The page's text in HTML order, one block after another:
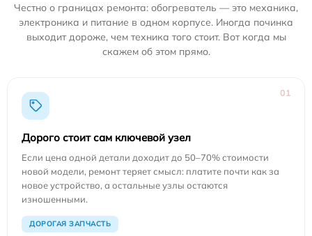
Честно о границах ремонта: обогреватель — это механика,
электроника и питание в одном корпусе. Иногда починка
выходит дороже, чем техника того стоит. Вот когда мы
скажем об этом прямо.
01
Дорого стоит сам ключевой узел
Если цена одной детали доходит до 50–70% стоимости
новой модели, ремонт теряет смысл: платите почти как за
новое устройство, а остальные узлы остаются
изношенными.
ДОРОГАЯ ЗАПЧАСТЬ